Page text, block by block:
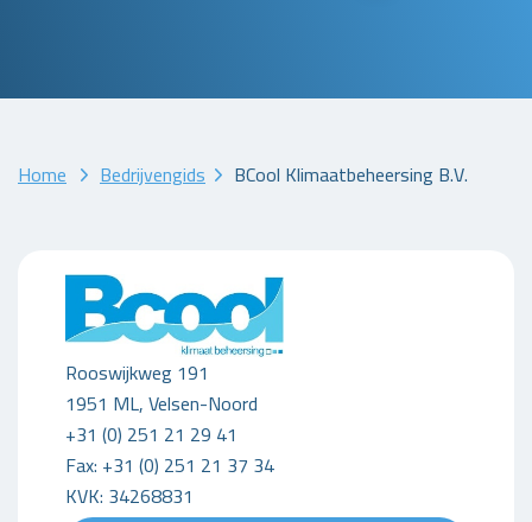
Home Bedrijvengids BCool Klimaatbeheersing B.V.
Rooswijkweg 191
1951 ML, Velsen-Noord
+31 (0) 251 21 29 41
Fax: +31 (0) 251 21 37 34
KVK: 34268831